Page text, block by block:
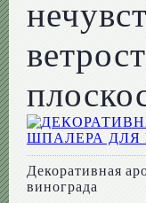
Декоративная
винограда